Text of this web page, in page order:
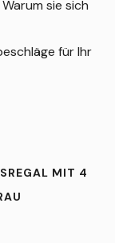
sie sich
für Ihr
MIT 4